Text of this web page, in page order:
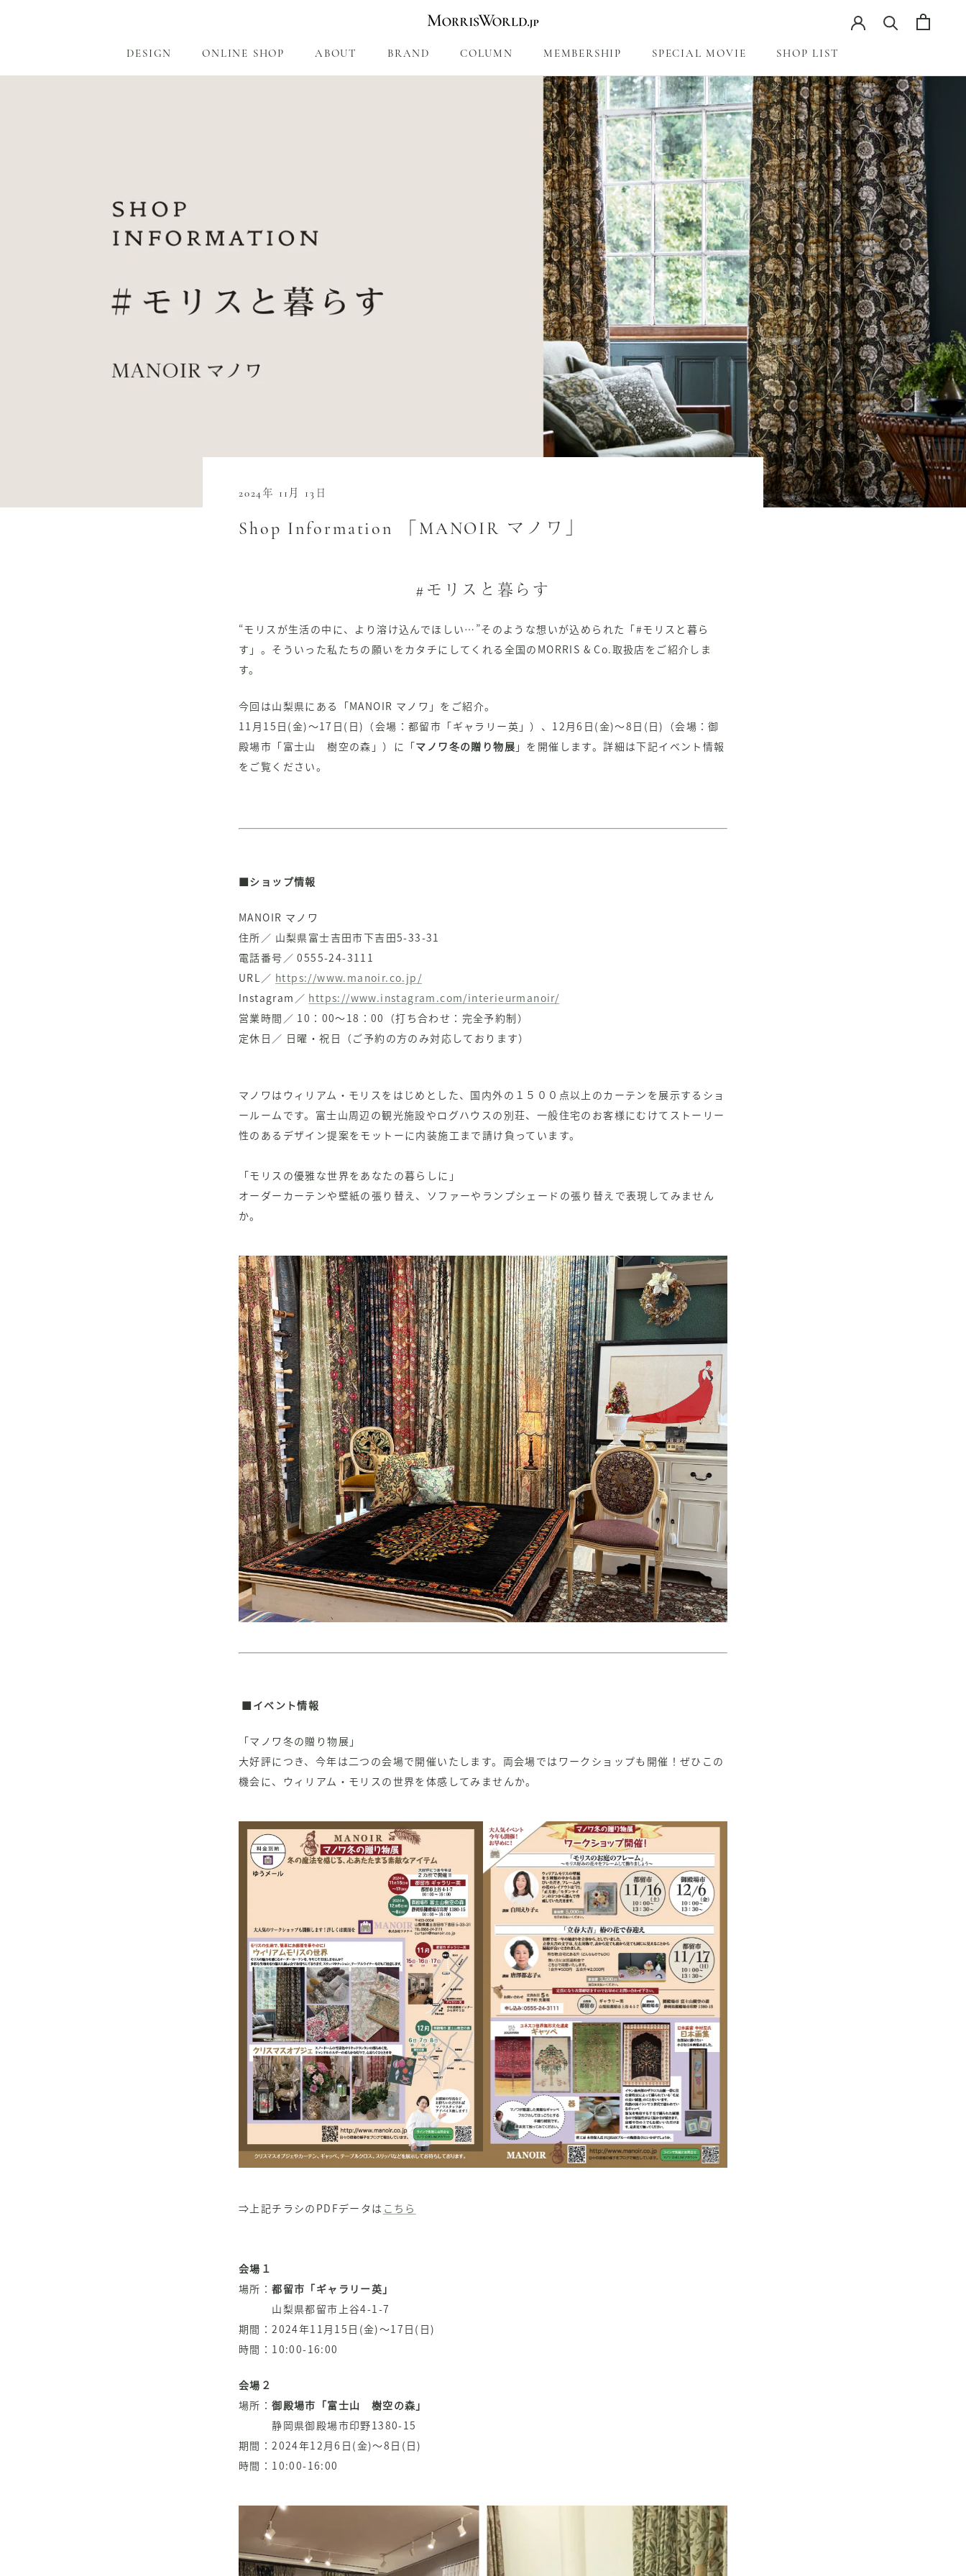
し
DESIGN
ONLINE SHOP
ABOUT BRAND
COLUMN
MEMBERSHIP
SPECIAL MOVIE
SHOP LIST
2024年 11月 13日
Shop Information 「MANOIR マノワ」
#モリスと暮らす
“モリスが生活の中に、より溶け込んでほしい…”そのような想いが込められた「#モリスと暮ら
す」。そういった私たちの願いをカタチにしてくれる全国の MORRIS & Co.取扱店をご紹介しま
す。
今回は山梨県にある「MANOIR マノワ」をご紹介。
11月15日(金)～17日(日)（会場：都留市「ギャラリー英」）、12月6日(金)～8日(日)（会場：御
殿場市「富士山 樹空の森」）に 「マノワ冬の贈り物展 」 を開催します。詳細は下記イベント情報
をご覧ください。
■ショップ情報
MANOIR マノワ
住所／ 山梨県富士吉田市下吉田5-33-31
電話番号／ 0555-24-3111
URL／ https://www.manoir.co.jp/
Instagram／ https://www.instagram.com/interieurmanoir/
営業時間／ 10：00～18：00（打ち合わせ：完全予約制）
定休日／ 日曜・祝日（ご予約の方のみ対応しております）
マノワはウィリアム・モリスをはじめとした、国内外の１５００点以上のカーテンを展示するショ
ールームです。富士山周辺の観光施設やログハウスの別荘、一般住宅のお客様にむけてストーリー
性のあるデザイン提案をモットーに内装施工まで請け負っています。
「モリスの優雅な世界をあなたの暮らしに」
オーダーカーテンや壁紙の張り替え、ソファーやランプシェードの張り替えで表現してみません
か。
■イベント情報
「マノワ冬の贈り物展」
大好評につき、今年は二つの会場で開催いたします。両会場ではワークショップも開催！ぜひこの
機会に、ウィリアム・モリスの世界を体感してみませんか。
⇒上記チラシのPDFデータは こちら
会場１
場所：都留市「ギャラリー英」
山梨県都留市上谷4-1-7
期間：2024年11月15日(金)～17日(日)
時間：10:00-16:00
会場２
場所：御殿場市「富士山 樹空の森」
静岡県御殿場市印野1380-15
期間：2024年12月6日(金)～8日(日)
時間：10:00-16:00